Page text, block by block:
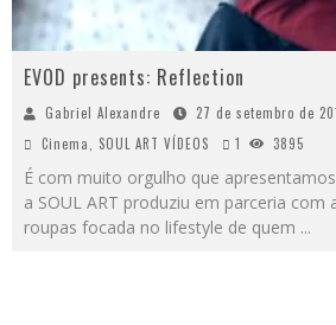
EVOD presents: Reflection
Gabriel Alexandre
27 de setembro de
Cinema, SOUL ART VÍDEOS 1 3895
É com muito orgulho que
a SOUL ART produziu em parceria com
roupas focada no lifestyle de quem ...